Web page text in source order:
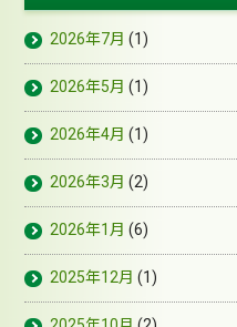
2026年7月 (1)
2026年5月 (1)
2026年4月 (1)
2026年3月 (2)
2026年1月 (6)
2025年12月 (1)